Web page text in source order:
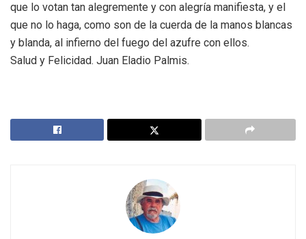
que lo votan tan alegremente y con alegría manifiesta, y el
que no lo haga, como son de la cuerda de la manos blancas
y blanda, al infierno del fuego del azufre con ellos.
Salud y Felicidad. Juan Eladio Palmis.